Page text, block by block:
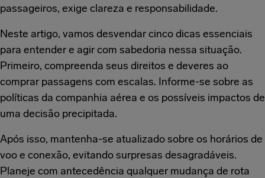
passageiros, exige clareza e responsabilidade.
Neste artigo, vamos desvendar cinco dicas essenciais
para entender e agir com sabedoria nessa situação.
Primeiro, compreenda seus direitos e deveres ao
comprar passagens com escalas. Informe-se sobre as
políticas da companhia aérea e os possíveis impactos de
uma decisão precipitada.
Após isso, mantenha-se atualizado sobre os horários de
voo e conexão, evitando surpresas desagradáveis.
Planeje com antecedência qualquer mudança de rota